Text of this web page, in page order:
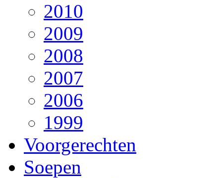
2010
2009
2008
2007
2006
1999
Voorgerechten
Soepen